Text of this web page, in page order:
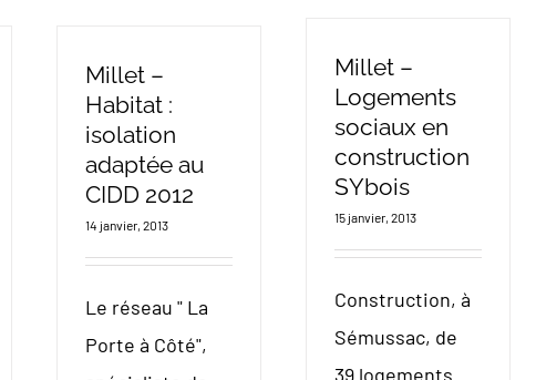
Millet –
Logements
sociaux en
construction
SYbois
15 janvier, 2013
Construction, à
Sémussac, de
39 logements
Millet –
Habitat :
isolation
adaptée au
CIDD 2012
14 janvier, 2013
Le réseau " La
Porte à Côté",